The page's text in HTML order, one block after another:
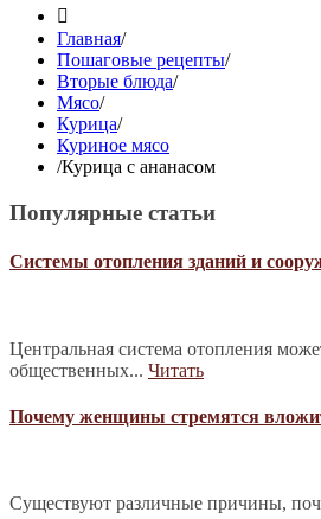
Главная/
Пошаговые рецепты/
Вторые блюда/
Мясо/
Курица/
Куриное мясо
/Курица с ананасом
Популярные статьи
Системы отопления зданий и
Центральная система отопления
общественных... Читать
Почему женщины стремятся
Существуют различные причины,